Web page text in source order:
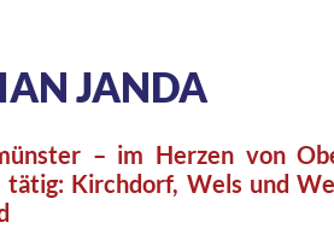
JANDA
– im Herzen von
Kirchdorf, Wels und